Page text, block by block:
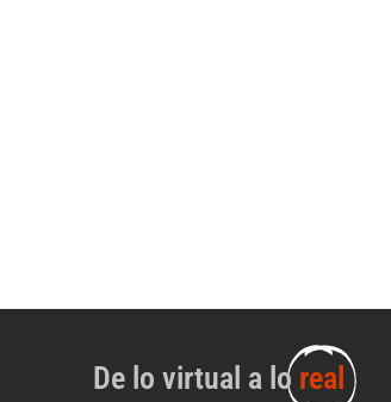
De lo virtual a lo real